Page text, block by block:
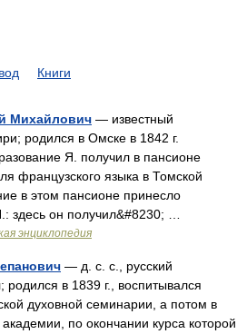
Книги
Михайлович — известный
родился в Омске в 1842 г.
Я. получил в пансионе
французского языка в Томской
в этом пансионе принесло
здесь он получил&#8230; …
энциклопедия
— д. с. с., русский
родился в 1839 г., воспитывался
духовной семинарии, а потом в
по окончании курса которой